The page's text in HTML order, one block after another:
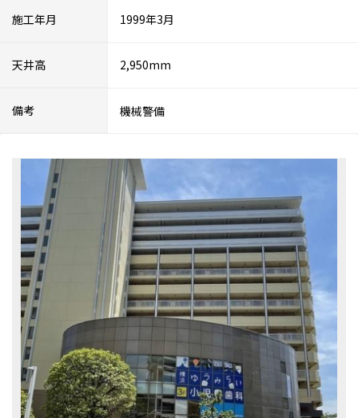
施工年月 1999年3月
天井高 2,950mm
備考 機械警備